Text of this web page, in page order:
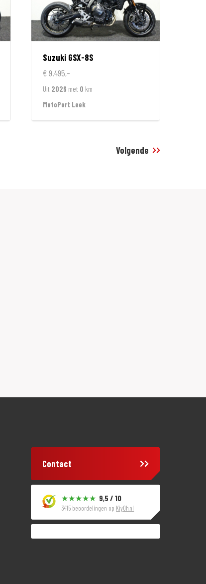
Suzuki GSX-8S
€ 9.495,-
Uit 2026 met 0 km
MotoPort Leek
Volgende
Contact
9,5 / 10
3415 beoordelingen op KiyOh.nl